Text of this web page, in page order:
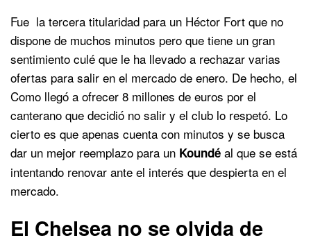
Fue la tercera titularidad para un Héctor Fort que no
dispone de muchos minutos pero que tiene un gran
sentimiento culé que le ha llevado a rechazar varias
ofertas para salir en el mercado de enero. De hecho, el
Como llegó a ofrecer 8 millones de euros por el
canterano que decidió no salir y el club lo respetó. Lo
cierto es que apenas cuenta con minutos y se busca
dar un mejor reemplazo para un Koundé al que se está
intentando renovar ante el interés que despierta en el
mercado.
El Chelsea no se olvida de